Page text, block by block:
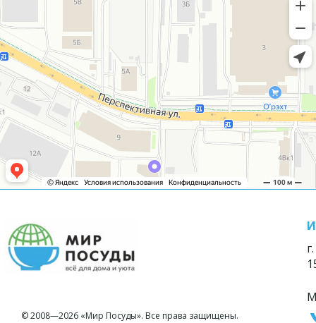
© 2008—2026 «Мир Посуды». Все права защищены.